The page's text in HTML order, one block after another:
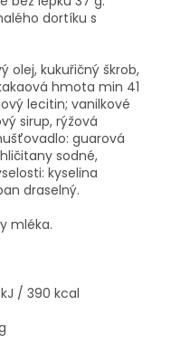
dortíku s
olej, kukuřičný škrob,
hmota min 41
lecitin; vanilkové
sirup, rýžová
guarová
sodné,
kyselina
draselný.
mléka.
/ 390 kcal